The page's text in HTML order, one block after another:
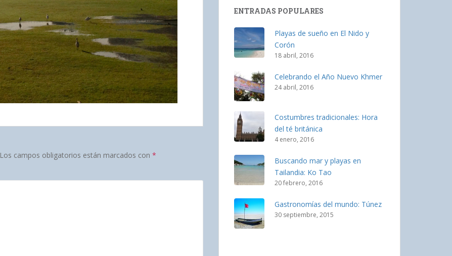
Los campos obligatorios están marcados con *
ENTRADAS POPULARES
Playas de sueño en El Nido y
Corón
18 abril, 2016
Celebrando el Año Nuevo Khmer
24 abril, 2016
Costumbres tradicionales: Hora
del té británica
4 enero, 2016
Buscando mar y playas en
Tailandia: Ko Tao
20 febrero, 2016
Gastronomías del mundo: Túnez
30 septiembre, 2015